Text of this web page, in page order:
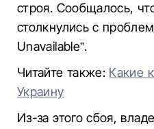
строя. Сообщалось,
столкнулись с
Unavailable”.
Читайте также: Какие
Украину
Из-за этого сбоя,